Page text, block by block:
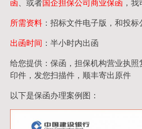
函 、或者国企担保公司商业保函 ，
所需资料 ：招标文件电子版，和投
出函时间 ：半小时内出函
给您提供：保函，担保机构营业执照
印件，发您扫描件，顺丰寄出原件
以下是保函办理案例图：